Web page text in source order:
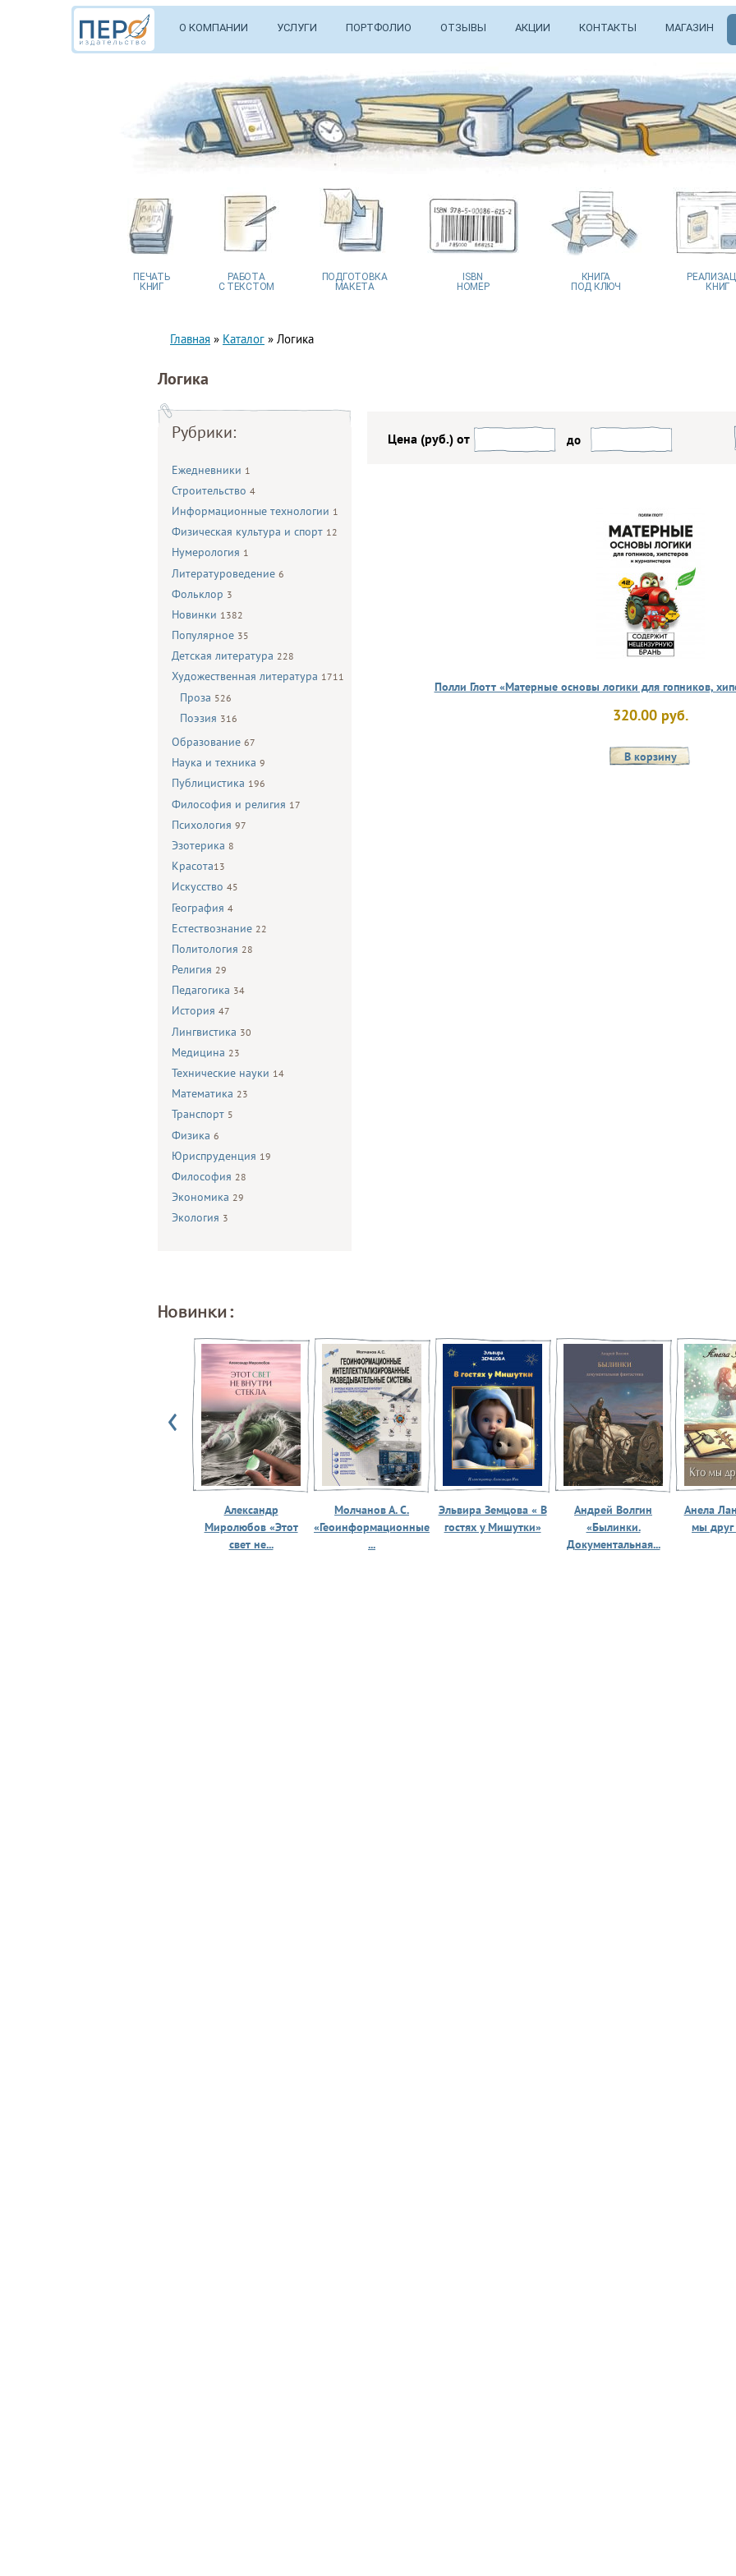
О КОМПАНИИ УСЛУГИ ПОРТФОЛИО ОТЗЫВЫ АКЦИИ КОНТАКТЫ МАГАЗИН
ПЕЧАТЬ
КНИГ
РАБОТА
С ТЕКСТОМ
ПОДГОТОВКА
МАКЕТА
ISBN
НОМЕР
КНИГА
ПОД КЛЮЧ
КНИГ
Главная » Каталог » Логика
Логика
Рубрики:
Ежедневники 1
Строительство 4
Информационные технологии 1
Физическая культура и спорт 12
Нумерология 1
Литературоведение 6
Фольклор 3
Новинки 1382
Популярное 35
Детская литература 228
Художественная литература 1711
Проза 526
Поэзия 316
Образование 67
Наука и техника 9
Публицистика 196
Философия и религия 17
Психология 97
Эзотерика 8
Красота13
Искусство 45
География 4
Естествознание 22
Политология 28
Религия 29
Педагогика 34
История 47
Лингвистика 30
Медицина 23
Технические науки 14
Математика 23
Транспорт 5
Физика 6
Юриспруденция 19
Философия 28
Экономика 29
Экология 3
Цена (руб.) от до
Полли Глотт «Матерные основы логики для гопников,
320.00 руб.
Новинки:
Александр
Миролюбов «Этот
свет не...
Молчанов А. С.
«Геоинформационные
...
Эльвира Земцова « В
гостях у Мишутки»
Андрей Волгин
«Былинки.
Документальная...
Анела
мы друг